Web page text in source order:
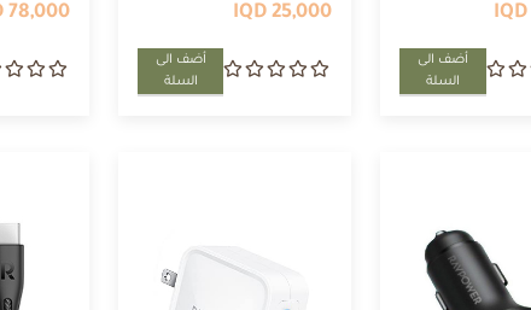
أضف الى
السلة
25,000 IQD
أضف الى
السلة
78,000 IQD